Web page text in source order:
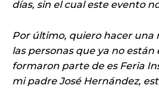
días, sin el cual este evento
Por último, quiero hacer una
las personas que ya no
formaron parte de es Feria
mi padre José Hernández,